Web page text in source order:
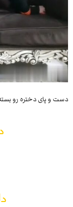
دست و پای دختره رو